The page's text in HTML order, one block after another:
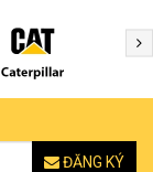
ĐĂNG KÝ